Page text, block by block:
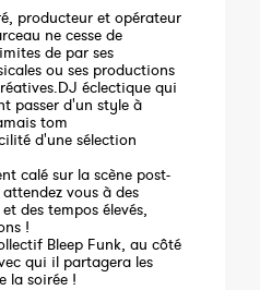
producteur et opérateur
ne cesse de
de par ses
ou ses productions
éclectique qui
passer d'un style à
tom
d'une sélection
calé sur la scène post-
vous à des
des tempos élevés,
!
Bleep Funk, au côté
qui il partagera les
la soirée !